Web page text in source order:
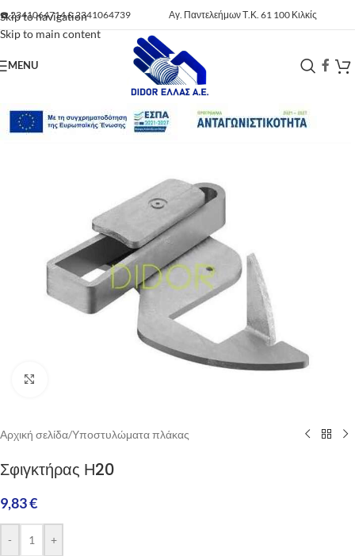
Skip to navigation
Skip to main content
☎️2341064714&2341064739 Αγ. Παντελεήμων Τ.Κ. 61 100 Κιλκίς
MENU
Αρχική σελίδα/Υποστυλώματα πλάκας
Σφιγκτήρας Η20
9,83€
- +